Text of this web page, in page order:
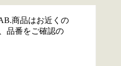
商品はお近くの
品番をご確認の